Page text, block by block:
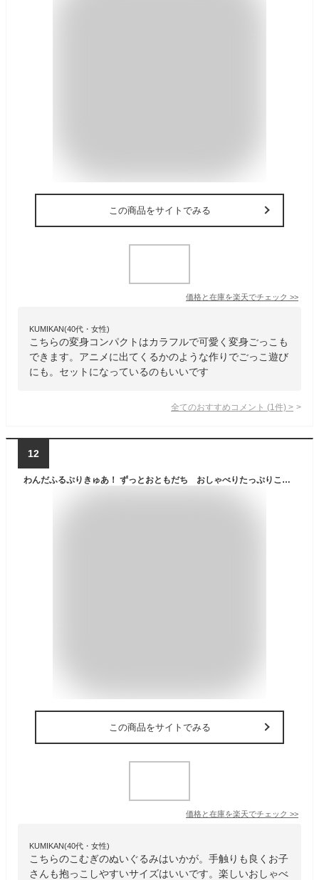
この商品をサイトでみる
価格と在庫を楽天でチェック >>
KUMIKAN(40代・女性)
こちらの変身コンパクトはカラフルで可愛く変身ごっこも
できます。アニメに出てくるかのような作りでごっこ遊び
にも。セットになっているのもいいです
全てのおすすめコメント (1 件) >
12
わんだふるぷりきゅあ！ ずっとおともだち おしゃべりたっぷりこむぎ
この商品をサイトでみる
価格と在庫を楽天でチェック >>
KUMIKAN(40代・女性)
こちらのこむぎのぬいぐるみはいかが。手触りも良くお子
さんも抱っこしやすいサイズはいいです。楽しいおしゃべ